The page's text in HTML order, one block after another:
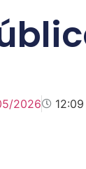
2026